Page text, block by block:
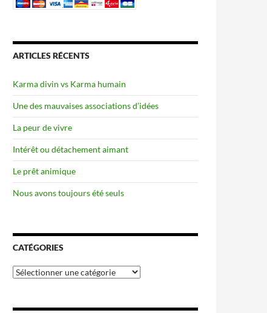
ARTICLES RÉCENTS
Karma divin vs Karma humain
Une des mauvaises associations d’idées
La peur de vivre
Intérêt ou détachement aimant
Le prêt animique
Nous avons toujours été seuls
CATÉGORIES
Catégories